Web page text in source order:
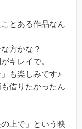
とある作品なん
方かな？
キレイで。
も楽しみです♪
借りたかったん
上で」という映